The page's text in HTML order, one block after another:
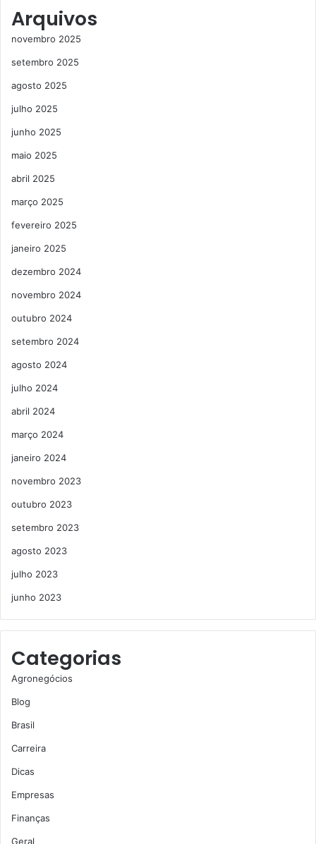
Arquivos
novembro 2025
setembro 2025
agosto 2025
julho 2025
junho 2025
maio 2025
abril 2025
março 2025
fevereiro 2025
janeiro 2025
dezembro 2024
novembro 2024
outubro 2024
setembro 2024
agosto 2024
julho 2024
abril 2024
março 2024
janeiro 2024
novembro 2023
outubro 2023
setembro 2023
agosto 2023
julho 2023
junho 2023
Categorias
Agronegócios
Blog
Brasil
Carreira
Dicas
Empresas
Finanças
Geral